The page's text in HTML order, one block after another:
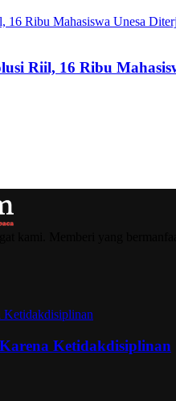
Riil, 16 Ribu
Ketidakdisiplinan